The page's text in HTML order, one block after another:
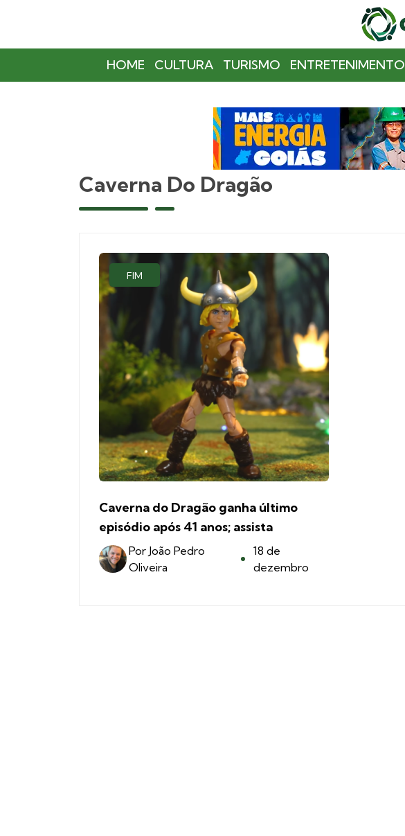
HOME CULTURA TURISMO ENTRETENIMENTO
Caverna Do Dragão
FIM
Caverna do Dragão ganha último
episódio após 41 anos; assista
Por João Pedro
Oliveira
18 de
dezembro